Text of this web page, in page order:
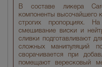
В составе ликера
компоненты высочайшего
строгих пропорциях.
смешивание виски и
сливки подготавливают
сложных манипуляций
сворачивается при
помещают вересковый